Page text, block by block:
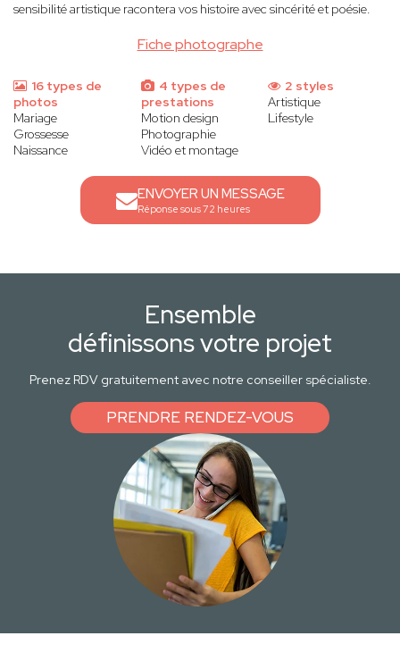
Fiche photographe
sensibilité artistique racontera vos histoire avec sincérité et poésie.
16 types de
photos
Mariage
Grossesse
Naissance
4 types de
prestations
Motion design
Photographie
Vidéo et montage
2 styles
Artistique
Lifestyle
ENVOYER UN MESSAGE
Réponse sous 72 heures
Ensemble
définissons votre projet
Prenez RDV gratuitement avec notre conseiller spécialiste.
PRENDRE RENDEZ-VOUS